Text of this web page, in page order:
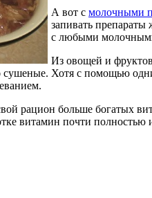
А вот с молочными
запивать препараты
с любыми
Из овощей и
сушеные. Хотя с помощью
рацион больше богатых
витамин почти полностью